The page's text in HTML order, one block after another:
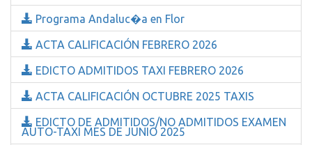
Programa Andaluc�a en Flor
ACTA CALIFICACIÓN FEBRERO 2026
EDICTO ADMITIDOS TAXI FEBRERO 2026
ACTA CALIFICACIÓN OCTUBRE 2025 TAXIS
EDICTO DE ADMITIDOS/NO ADMITIDOS EXAMEN
AUTO-TAXI MES DE JUNIO 2025